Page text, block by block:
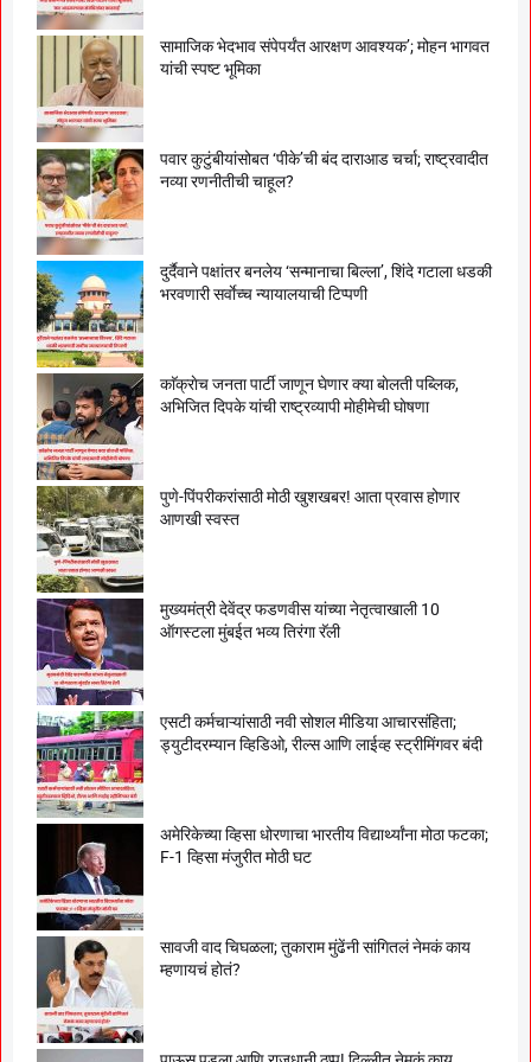
सामाजिक भेदभाव संपेपर्यंत आरक्षण आवश्यक’; मोहन भागवत
यांची स्पष्ट भूमिका
पवार कुटुंबीयांसोबत ‘पीके’ची बंद दाराआड चर्चा; राष्ट्रवादीत
नव्या रणनीतीची चाहूल?
दुर्दैवाने पक्षांतर बनलेय ‘सन्मानाचा बिल्ला’, शिंदे गटाला धडकी
भरवणारी सर्वाेच्च न्यायालयाची टिप्पणी
काॅक्राेच जनता पार्टी जाणून घेणार क्या बाेलती पब्लिक,
अभिजित दिपके यांची राष्ट्रव्यापी माेहीमेची घाेषणा
पुणे-पिंपरीकरांसाठी मोठी खुशखबर! आता प्रवास होणार
आणखी स्वस्त
मुख्यमंत्री देवेंद्र फडणवीस यांच्या नेतृत्वाखाली 10
ऑगस्टला मुंबईत भव्य तिरंगा रॅली
एसटी कर्मचाऱ्यांसाठी नवी सोशल मीडिया आचारसंहिता;
ड्युटीदरम्यान व्हिडिओ, रील्स आणि लाईव्ह स्ट्रीमिंगवर बंदी
अमेरिकेच्या व्हिसा धोरणाचा भारतीय विद्यार्थ्यांना मोठा फटका;
F-1 व्हिसा मंजुरीत मोठी घट
सावजी वाद चिघळला; तुकाराम मुंढेंनी सांगितलं नेमकं काय
म्हणायचं होतं?